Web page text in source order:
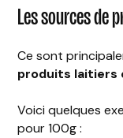
Les sources de
Ce sont
produits
Voici quelques
pour 100g :